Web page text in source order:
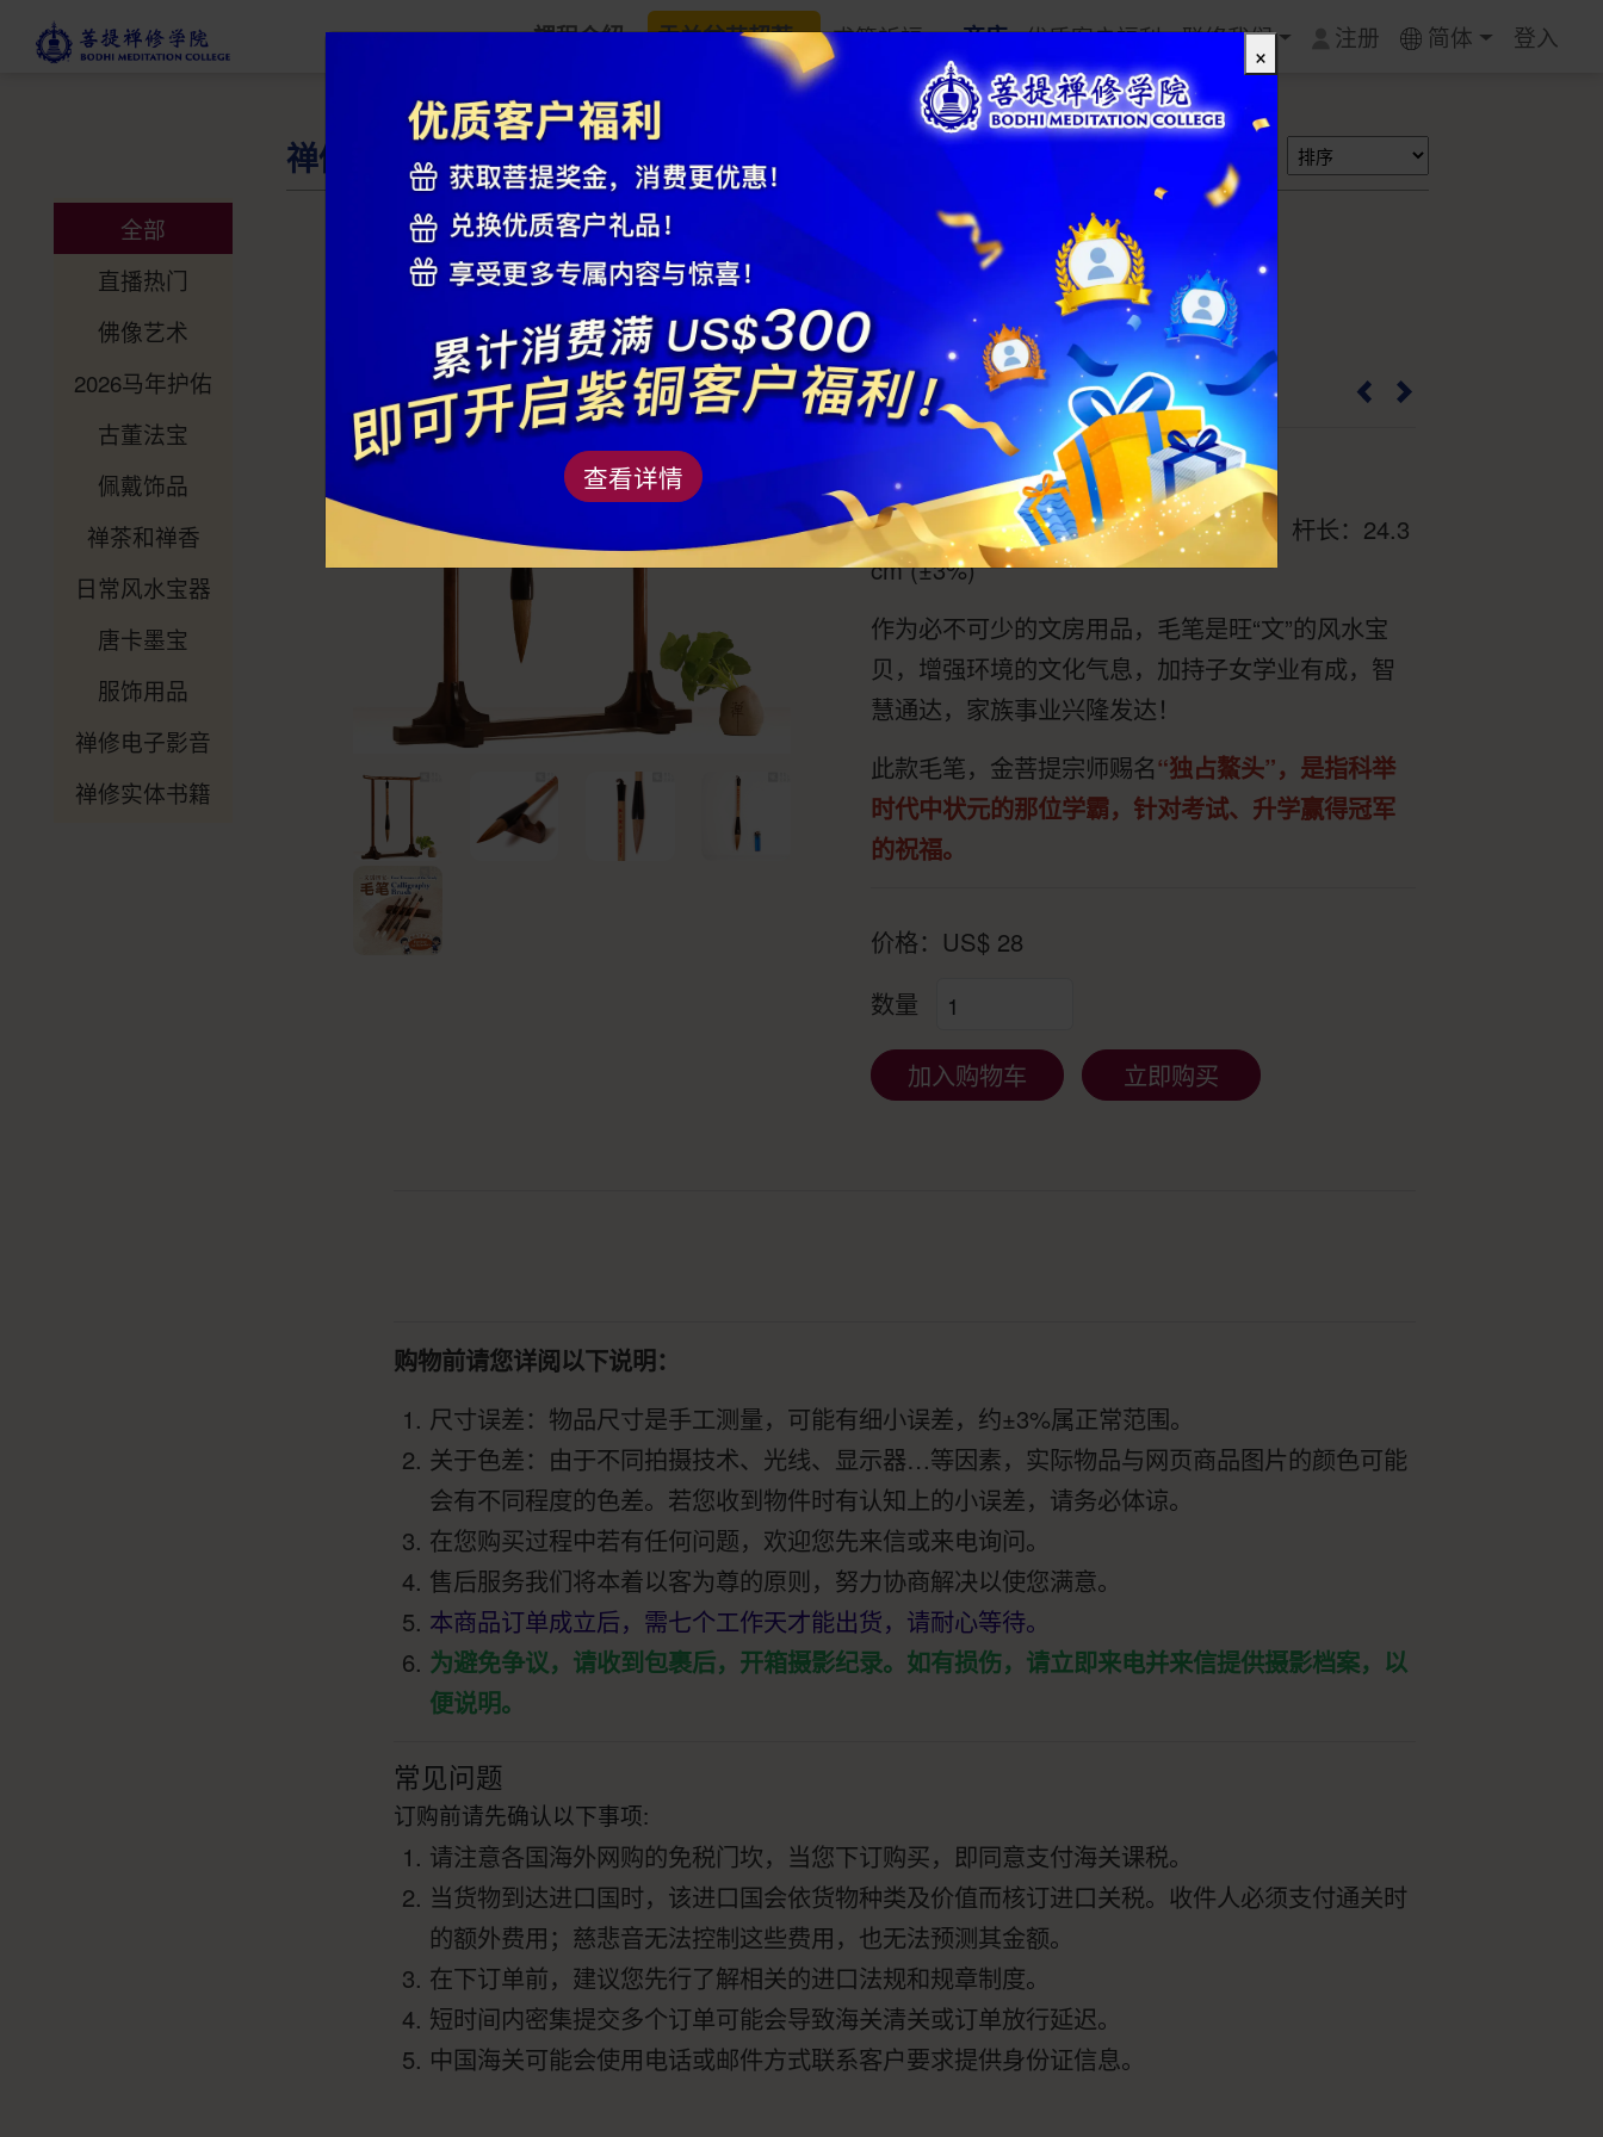
課程介紹 盂兰盆节超荐 求签祈福 商店 优质客户福利 联络我们 注册 简体 登入
全部
直播热门
佛像艺术
2026马年护佑
古董法宝
佩戴饰品
禅茶和禅香
日常风水宝器
唐卡墨宝
服饰用品
禅修电子影音
禅修实体书籍
禅修商店 搜索
“独占鰲头”毛笔
商品编号： AM24BS0481001
材质：竹、狼毫
规格：笔肚直径：2.4cm；出锋：7cm；杆长：24.3
cm (±3%)
作为必不可少的文房用品，毛笔是旺“文”的风水宝
贝，增强环境的文化气息，加持子女学业有成，智
慧通达，家族事业兴隆发达！
此款毛笔，金菩提宗师赐名“独占鰲头”，是指科举
时代中状元的那位学霸，针对考试、升学赢得冠军
的祝福。
价格： US$ 28
数量
加入购物车 立即购买
购物前请您详阅以下说明：
尺寸误差：物品尺寸是手工测量，可能有细小误差，约±3%属正常范围。
关于色差：由于不同拍摄技术、光线、显示器…等因素，实际物品与网页商品图片的颜色可能
会有不同程度的色差。若您收到物件时有认知上的小误差，请务必体谅。
在您购买过程中若有任何问题，欢迎您先来信或来电询问。
售后服务我们将本着以客为尊的原则，努力协商解决以使您满意。
本商品订单成立后，需七个工作天才能出货，请耐心等待。
为避免争议，请收到包裹后，开箱摄影纪录。如有损伤，请立即来电并来信提供摄影档案，以
便说明。
常见问题
订购前请先确认以下事项:
请注意各国海外网购的免税门坎，当您下订购买，即同意支付海关课税。
当货物到达进口国时，该进口国会依货物种类及价值而核订进口关税。收件人必须支付通关时
的额外费用；慈悲音无法控制这些费用，也无法预测其金额。
在下订单前，建议您先行了解相关的进口法规和规章制度。
短时间内密集提交多个订单可能会导致海关清关或订单放行延迟。
中国海关可能会使用电话或邮件方式联系客户要求提供身份证信息。
×
查看详情